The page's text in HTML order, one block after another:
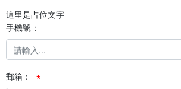
這里是占位文字
手機號：
郵箱：